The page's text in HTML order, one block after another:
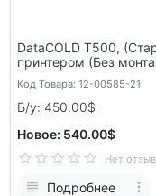
DataCOLD T500, (Cтарый вариант), Только прибор с
принтером
Код Товара: 12-00585-21
Б/у: 450.00$
Новое: 540.00$
Нет
Подробнее